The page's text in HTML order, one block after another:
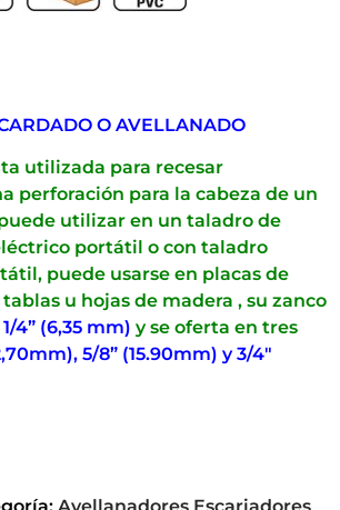
O AVELLANADO
utilizada para recesar
perforación para la cabeza de un
utilizar en un taladro de
portátil o con taladro
puede usarse en placas de
u hojas de madera , su zanco